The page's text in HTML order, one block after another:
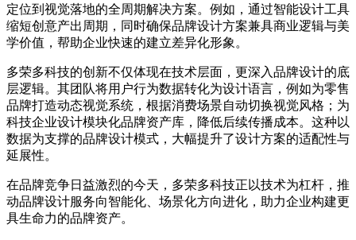
定位到视觉落地的全周期解决方案。例如，通过智能设计工具
缩短创意产出周期，同时确保品牌设计方案兼具商业逻辑与美
学价值，帮助企业快速的建立差异化形象。
多荣多科技的创新不仅体现在技术层面，更深入品牌设计的底
层逻辑。其团队将用户行为数据转化为设计语言，例如为零售
品牌打造动态视觉系统，根据消费场景自动切换视觉风格；为
科技企业设计模块化品牌资产库，降低后续传播成本。这种以
数据为支撑的品牌设计模式，大幅提升了设计方案的适配性与
延展性。
在品牌竞争日益激烈的今天，多荣多科技正以技术为杠杆，推
动品牌设计服务向智能化、场景化方向进化，助力企业构建更
具生命力的品牌资产。